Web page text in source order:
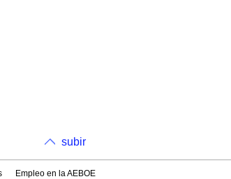
subir
Empleo en la AEBOE